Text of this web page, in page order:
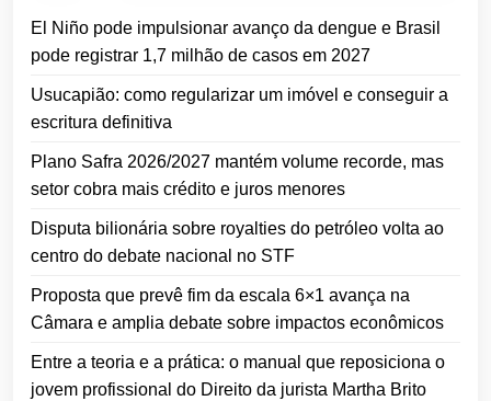
El Niño pode impulsionar avanço da dengue e Brasil
pode registrar 1,7 milhão de casos em 2027
Usucapião: como regularizar um imóvel e conseguir a
escritura definitiva
Plano Safra 2026/2027 mantém volume recorde, mas
setor cobra mais crédito e juros menores
Disputa bilionária sobre royalties do petróleo volta ao
centro do debate nacional no STF
Proposta que prevê fim da escala 6×1 avança na
Câmara e amplia debate sobre impactos econômicos
Entre a teoria e a prática: o manual que reposiciona o
jovem profissional do Direito da jurista Martha Brito